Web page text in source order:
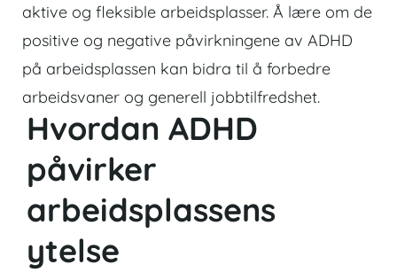
aktive og fleksible arbeidsplasser. Å lære om de
positive og negative påvirkningene av ADHD
på arbeidsplassen kan bidra til å forbedre
arbeidsvaner og generell jobbtilfredshet.
Hvordan ADHD
påvirker
arbeidsplassens
ytelse